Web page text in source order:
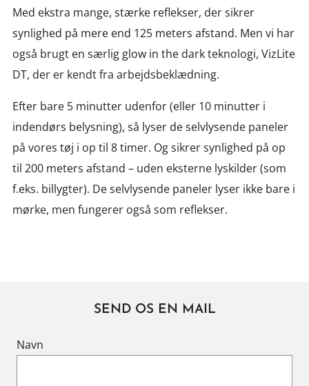
Med ekstra mange, stærke reflekser, der sikrer
synlighed på mere end 125 meters afstand. Men vi har
også brugt en særlig glow in the dark teknologi, VizLite
DT, der er kendt fra arbejdsbeklædning.
Efter bare 5 minutter udenfor (eller 10 minutter i
indendørs belysning), så lyser de selvlysende paneler
på vores tøj i op til 8 timer. Og sikrer synlighed på op
til 200 meters afstand – uden eksterne lyskilder (som
f.eks. billygter). De selvlysende paneler lyser ikke bare i
mørke, men fungerer også som reflekser.
SEND OS EN MAIL
Navn